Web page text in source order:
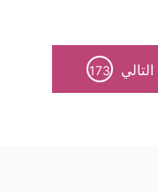
التالي 173